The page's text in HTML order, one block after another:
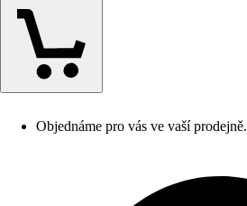
Objednáme pro vás ve vaší prodejně.